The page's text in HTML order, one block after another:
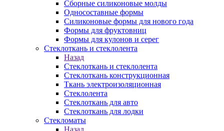
Сборные силиконовые молды
Односоставные формы
Силиконовые формы для нового года
Формы для фруктовниц
Формы для кулонов и серег
Стеклоткань и стеклолента
Назад
Стеклоткань и стеклолента
Стеклоткань конструкционная
Ткань электроизоляционная
Стеклолента
Стеклоткань для авто
Стеклоткань для лодки
Стекломаты
Назад